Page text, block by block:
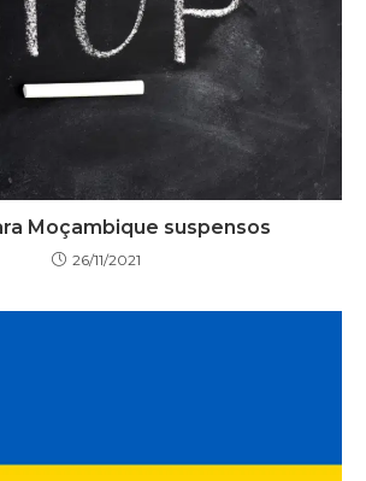
Moçambique suspensos
26/11/2021